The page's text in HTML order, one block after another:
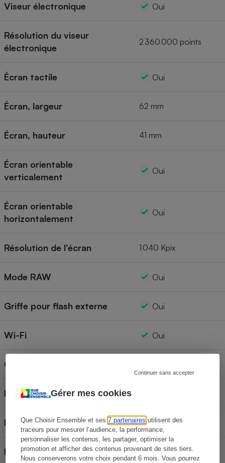
Gérer mes cookies
Que Choisir Ensemble et ses7 partenaires utilisent des
traceurs pour mesurer l’audience, la performance,
personnaliser les contenus, les partager, optimiser la
promotion et afficher des contenus provenant de sites tiers.
Nous conserverons votre choix pendant 6 mois. Vous pourrez
Continuer sans accepter
Viseur électronique Oui
Résolution du viseur
électronique
2 360 000 points
Écran tactile Oui
Écran, largeur 62 mm
Écran, hauteur 41 mm
Écran orientable
verticalement
Oui
Écran orientable
horizontalement
Oui
Résolution de l'écran 1 040 Kpix
Mode RAW Oui
Griffe pour flash externe Oui
Wi-Fi Oui
Capteur GPS intégré
Poids avec batterie
Largeur 14,5 cm
Hauteur 9,5 cm